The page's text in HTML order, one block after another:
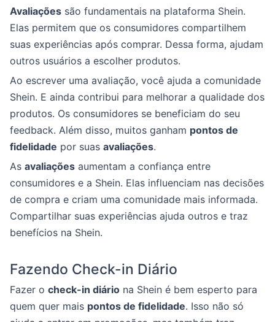
Avaliações são fundamentais na plataforma Shein.
Elas permitem que os consumidores compartilhem
suas experiências após comprar. Dessa forma, ajudam
outros usuários a escolher produtos.
Ao escrever uma avaliação, você ajuda a comunidade
Shein. E ainda contribui para melhorar a qualidade dos
produtos. Os consumidores se beneficiam do seu
feedback. Além disso, muitos ganham pontos de
fidelidade por suas avaliações.
As avaliações aumentam a confiança entre
consumidores e a Shein. Elas influenciam nas decisões
de compra e criam uma comunidade mais informada.
Compartilhar suas experiências ajuda outros e traz
benefícios na Shein.
Fazendo Check-in Diário
Fazer o check-in diário na Shein é bem esperto para
quem quer mais pontos de fidelidade. Isso não só